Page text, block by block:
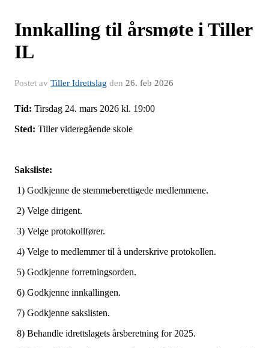
Innkalling til årsmøte i Tiller
IL
Postet av Tiller Idrettslag den 26. feb 2026
Tid: Tirsdag 24. mars 2026 kl. 19:00
Sted: Tiller videregående skole
Saksliste:
1) Godkjenne de stemmeberettigede medlemmene.
2) Velge dirigent.
3) Velge protokollfører.
4) Velge to medlemmer til å underskrive protokollen.
5) Godkjenne forretningsorden.
6) Godkjenne innkallingen.
7) Godkjenne sakslisten.
8) Behandle idrettslagets årsberetning for 2025.